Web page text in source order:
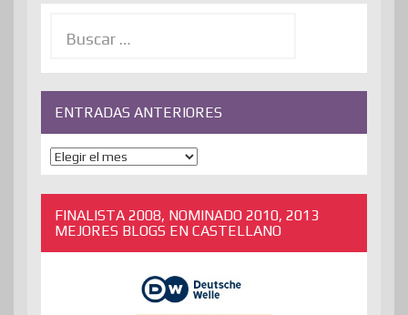
ENTRADAS ANTERIORES
ENTRADAS
ANTERIORES
FINALISTA 2008, NOMINADO 2010, 2013
MEJORES BLOGS EN CASTELLANO